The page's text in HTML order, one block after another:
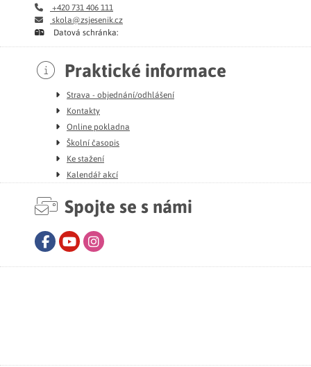
+420 731 406 111
skola@zsjesenik.cz
Datová schránka:
Praktické informace
Strava - objednání/odhlášení
Kontakty
Online pokladna
Školní časopis
Ke stažení
Kalendář akcí
Spojte se s námi
FacebookYoutube